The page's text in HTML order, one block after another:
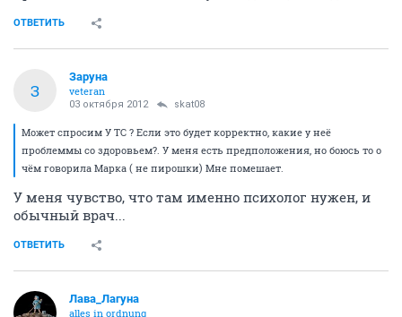
guru
03 октября 2012
признаюсь чесна.... На данном этапе нет.
ОТВЕТИТЬ
СЕЙЧАС ЧИТАЮТ
Летний дозор
179370 983
Тамада-3 (часть 2)